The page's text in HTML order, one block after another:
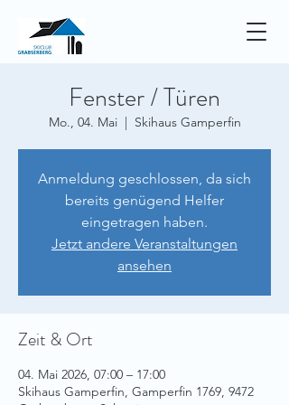
Fenster / Türen
Mo., 04. Mai
  |
Skihaus Gamperfin
Anmeldung geschlossen, da sich
bereits genügend Helfer
eingetragen haben.
Jetzt andere Veranstaltungen
ansehen
Zeit & Ort
04. Mai 2026, 07:00 – 17:00
Skihaus Gamperfin, Gamperfin 1769, 9472